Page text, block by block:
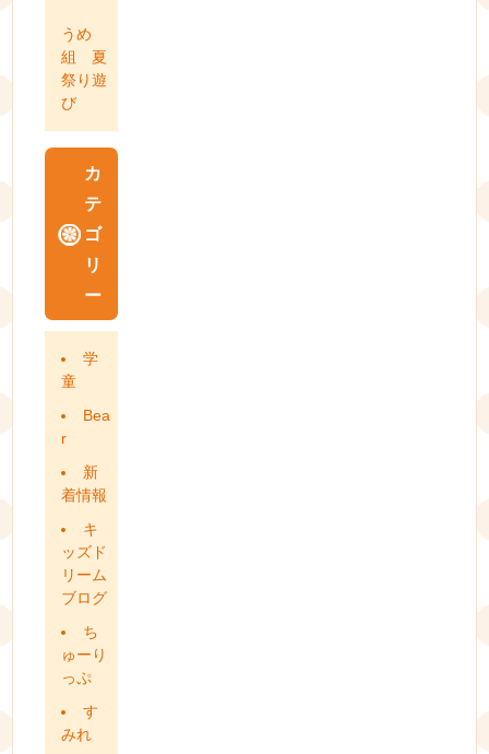
うめ
組 夏
祭り遊
び
カ
テ
ゴ
リ
ー
学
童
Bea
r
新
着情報
キ
ッズド
リーム
ブログ
ち
ゅーり
っぷ
す
みれ